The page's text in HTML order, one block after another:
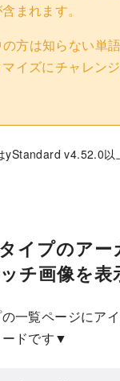
まれます。
方は知らない単
イズにチャレン
yStandard v4.52.0以
イプのアー
チ画像を表
一覧ページにア
ドです▼